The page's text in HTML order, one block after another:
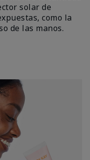
solar de
como la
de las manos.